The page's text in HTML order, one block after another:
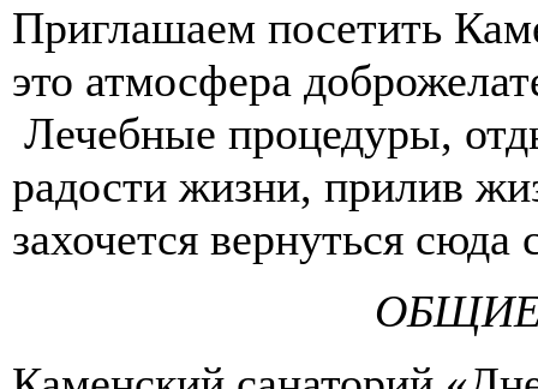
Приглашаем посетить
это атмосфера
Лечебные процедуры,
радости жизни, прилив
захочется вернуться сюда